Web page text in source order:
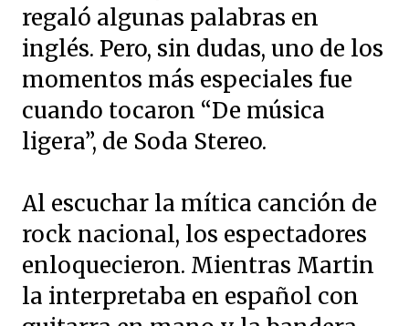
regaló algunas palabras en
inglés. Pero, sin dudas, uno de los
momentos más especiales fue
cuando tocaron “De música
ligera”, de Soda Stereo.
Al escuchar la mítica canción de
rock nacional, los espectadores
enloquecieron. Mientras Martin
la interpretaba en español con